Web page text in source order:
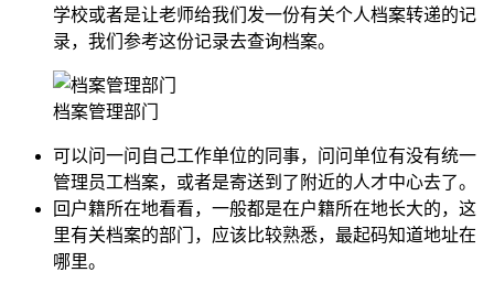
学校或者是让老师给我们发一份有关个人档案转递的记
录，我们参考这份记录去查询档案。
档案管理部门
可以问一问自己工作单位的同事，问问单位有没有统一
管理员工档案，或者是寄送到了附近的人才中心去了。
回户籍所在地看看，一般都是在户籍所在地长大的，这
里有关档案的部门，应该比较熟悉，最起码知道地址在
哪里。